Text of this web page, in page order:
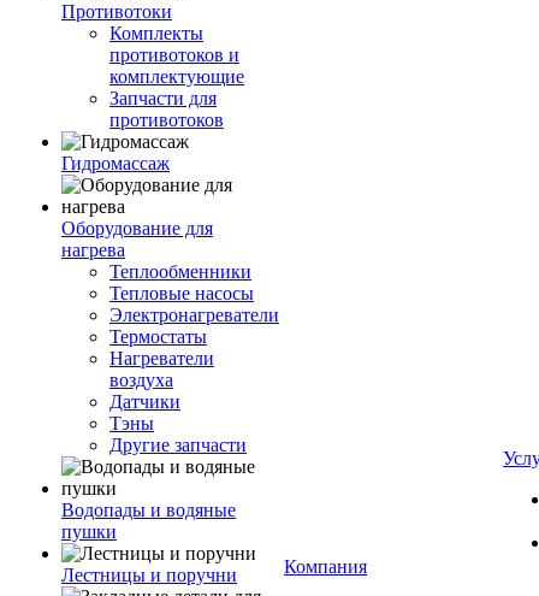
Противотоки
Комплекты
противотоков и
комплектующие
Запчасти для
противотоков
Гидромассаж
Оборудование для
нагрева
Теплообменники
Тепловые насосы
Электронагреватели
Термостаты
Нагреватели
воздуха
Датчики
Тэны
Другие запчасти
Водопады и водяные
пушки
Лестницы и поручни
Компания